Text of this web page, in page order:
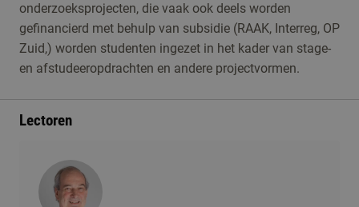
onderzoeksprojecten, die vaak ook deels worden
gefinancierd met behulp van subsidie (RAAK, Interreg, OP
Zuid,) worden studenten ingezet in het kader van stage-
en afstudeeropdrachten en andere projectvormen.
Lectoren